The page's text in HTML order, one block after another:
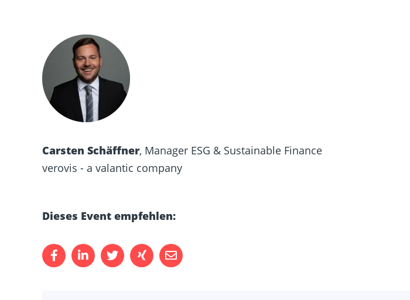
Carsten Schäffner, Manager ESG & Sustainable Finance
verovis - a valantic company
Dieses Event empfehlen: